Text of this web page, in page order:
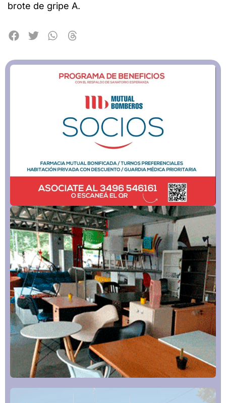
brote de gripe A.